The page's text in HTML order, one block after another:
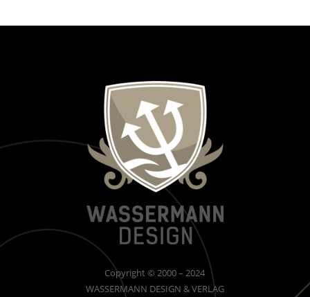
Copyright © 2000 – 2024
WASSERMANN DESIGN & VERLAG